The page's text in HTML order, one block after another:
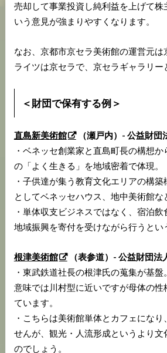
売却して事業投資し純利益を上げて株
いう意見が強まりやすくなります。
なお、京都市京セラ美術館の運営元
ライツは京セラで、京セラギャラリー
＜財団で保有する例＞
直島新美術館
（瀬戸内）- 公益財団
・ベネッセ創業家と直島町長の構想
の「よく生きる」を地域密着で体現。
・子供達が集う教育文化エリアの構
としてベネッセハウス、地中美術館な
・単体収支ビジネスではなく、宿泊
地域振興を寄付を受けながら行うとい
根津美術館
（表参道）- 公益財団法
・東武鉄道社長の根津氏の蒐集が基盤
意味では川村型に近いですが母体の性
ています。
・こちらは美術館単体とカフェにな
せんが、観光・人流形成というより文
のでしょう。